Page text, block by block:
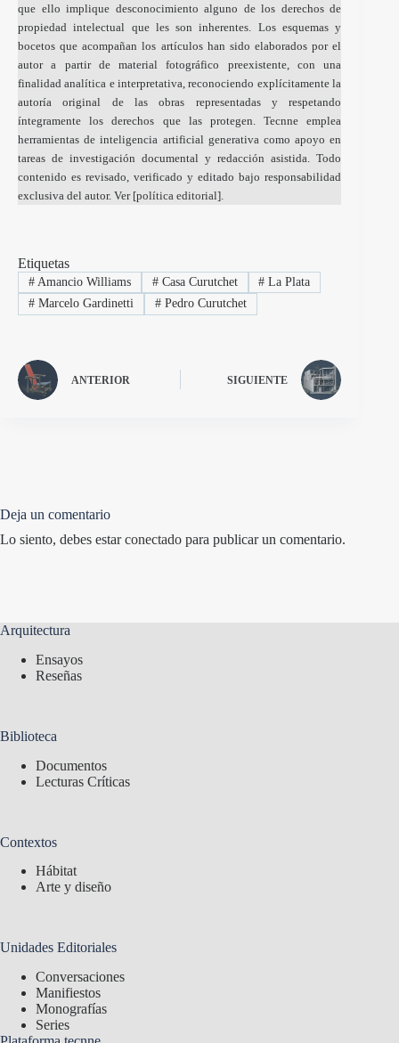
que ello implique desconocimiento alguno de los derechos de
propiedad intelectual que les son inherentes. Los esquemas y
bocetos que acompañan los artículos han sido elaborados por el
autor a partir de material fotográfico preexistente, con una
finalidad analítica e interpretativa, reconociendo explícitamente la
autoría original de las obras representadas y respetando
íntegramente los derechos que las protegen. Tecnne emplea
herramientas de inteligencia artificial generativa como apoyo en
tareas de investigación documental y redacción asistida. Todo
contenido es revisado, verificado y editado bajo responsabilidad
exclusiva del autor. Ver [política editorial].
Etiquetas
#Amancio Williams #Casa Curutchet # La Plata
#Marcelo Gardinetti #Pedro Curutchet
ANTERIOR SIGUIENTE
Deja un comentario
Lo siento, debes estarconectado para publicar un comentario.
Arquitectura
Ensayos
Reseñas
Biblioteca
Documentos
Lecturas Críticas
Contextos
Hábitat
Arte y diseño
Unidades Editoriales
Conversaciones
Manifiestos
Monografías
Series